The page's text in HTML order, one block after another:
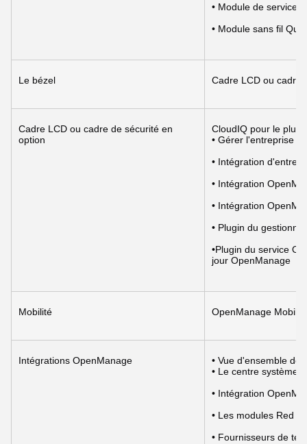
• Module de service
• Module sans fil
Le bézel Cadre LCD ou cadre
Cadre LCD ou cadre de sécurité en
option
CloudIQ pour le
• Gérer l'entreprise
• Intégration
• Intégration
• Intégration
• Plugin du
•Plugin du service
jour OpenManage
Mobilité OpenManage Mobile
Intégrations OpenManage
• Vue d'ensemble de
• Le centre système
• Intégration
• Les modules Red
• Fournisseurs de